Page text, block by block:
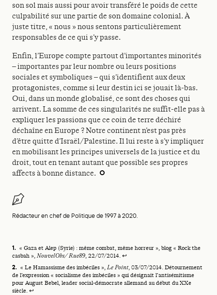
Rédacteur en chef de Politique de 1997 à 2020.
son sol mais aussi pour avoir transféré le poids de cette
culpabilité sur une partie de son domaine colonial. À
juste titre, « nous » nous sentons particulièrement
responsables de ce qui s’y passe.
Enfin, l’Europe compte partout d’importantes minorités
– importantes par leur nombre ou leurs positions
sociales et symboliques – qui s’identifient aux deux
protagonistes, comme si leur destin ici se jouait là-bas.
Oui, dans un monde globalisé, ce sont des choses qui
arrivent. La somme de ces singularités ne suffit-elle pas à
expliquer les passions que ce coin de terre déchiré
déchaîne en Europe ? Notre continent n’est pas près
d’être quitte d’Israël/Palestine. Il lui reste à s’y impliquer
en mobilisant les principes universels de la justice et du
droit, tout en tenant autant que possible ses propres
affects à bonne distance.
Footnotes
« Gaza et Alep (Syrie) : même combat, même horreur », blog « Rock the
casbah »,NouvelObs/ Rue89, 22/07/2014. ↩
« Le Hamassisme des imbéciles »,Le Point, 03/07/2014. Détournement
de l’expression « socialisme des imbéciles » qui désignait l’antisémitisme
pour August Bebel, leader social-démocrate allemand au début du XXe
siècle. ↩